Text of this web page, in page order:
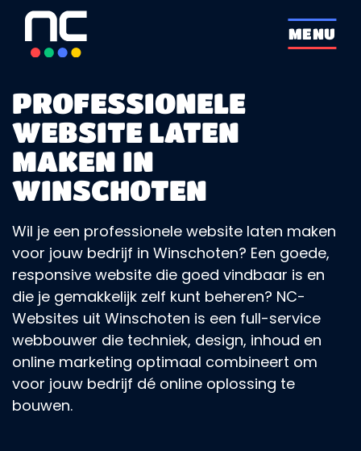
overslaan
MENU
PROFESSIONELE
WEBSITE LATEN
MAKEN IN
WINSCHOTEN
Wil je een professionele website laten maken
voor jouw bedrijf in Winschoten? Een goede,
responsive website die goed vindbaar is en
die je gemakkelijk zelf kunt beheren? NC-
Websites uit Winschoten is een full-service
webbouwer die techniek, design, inhoud en
online marketing optimaal combineert om
voor jouw bedrijf dé online oplossing te
bouwen.